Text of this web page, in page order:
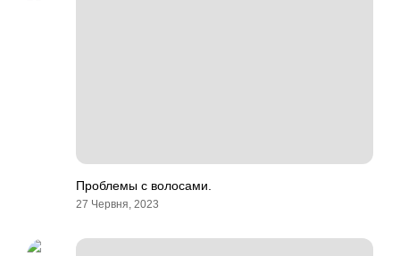
Проблемы с волосами.
27 Червня, 2023